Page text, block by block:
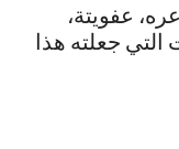
عفويتة،
التي جعلته هذا